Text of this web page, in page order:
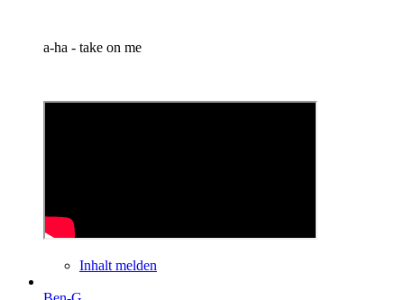
a-ha - take on me
Inhalt melden